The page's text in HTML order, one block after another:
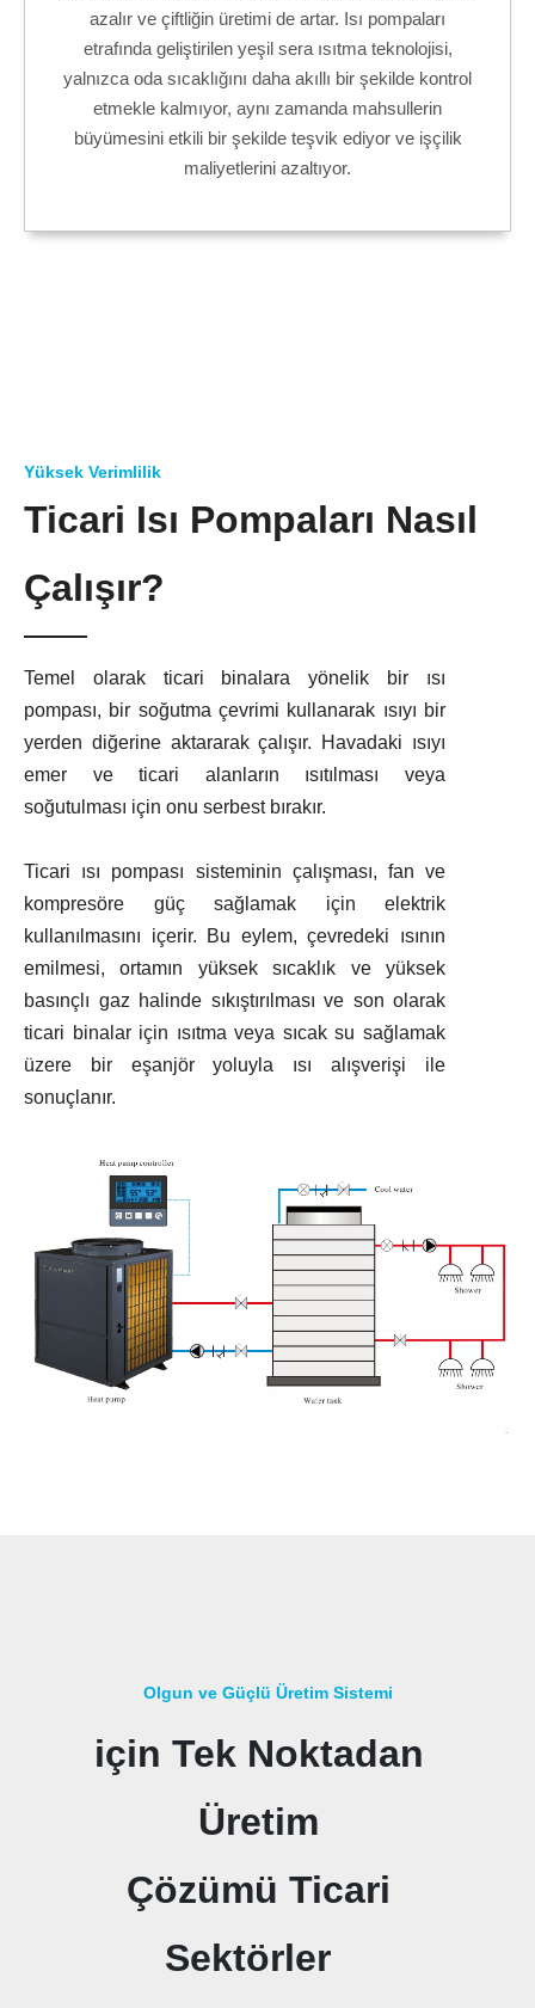
azalır ve çiftliğin üretimi de artar. Isı pompaları
etrafında geliştirilen yeşil sera ısıtma teknolojisi,
yalnızca oda sıcaklığını daha akıllı bir şekilde kontrol
etmekle kalmıyor, aynı zamanda mahsullerin
büyümesini etkili bir şekilde teşvik ediyor ve işçilik
maliyetlerini azaltıyor.
Yüksek Verimlilik
Ticari Isı Pompaları Nasıl
Çalışır?
Temel olarak ticari binalara yönelik bir ısı
pompası, bir soğutma çevrimi kullanarak ısıyı bir
yerden diğerine aktararak çalışır. Havadaki ısıyı
emer ve ticari alanların ısıtılması veya
soğutulması için onu serbest bırakır.
Ticari ısı pompası sisteminin çalışması, fan ve
kompresöre güç sağlamak için elektrik
kullanılmasını içerir. Bu eylem, çevredeki ısının
emilmesi, ortamın yüksek sıcaklık ve yüksek
basınçlı gaz halinde sıkıştırılması ve son olarak
ticari binalar için ısıtma veya sıcak su sağlamak
üzere bir eşanjör yoluyla ısı alışverişi ile
sonuçlanır.
Olgun ve Güçlü Üretim Sistemi
için Tek Noktadan
Üretim
Çözümü Ticari
Sektörler